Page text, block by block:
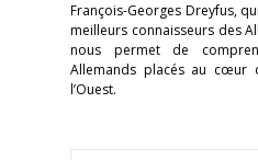
François-Georges Dreyfus,
meilleurs connaisseurs des
nous permet de
Allemands placés au cœur
l’Ouest.